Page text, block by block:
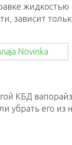
зависит
КБД
убрать его из